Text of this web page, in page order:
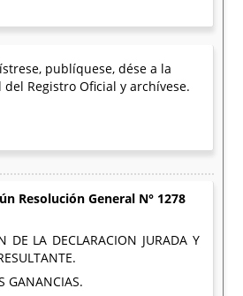
publíquese, dése a la
Registro Oficial y archívese.
Resolución General N° 1278
DE LA DECLARACION JURADA Y
GANANCIAS.